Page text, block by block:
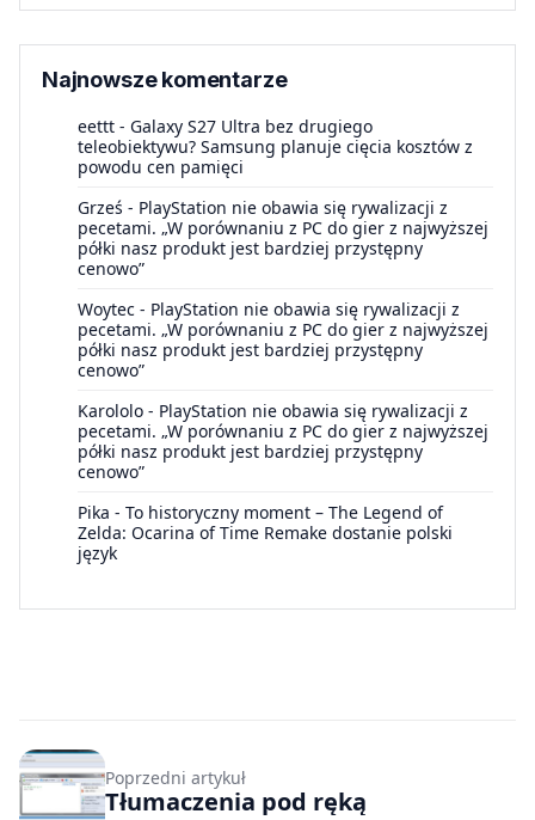
Najnowsze komentarze
eettt - Galaxy S27 Ultra bez drugiego
teleobiektywu? Samsung planuje cięcia kosztów z
powodu cen pamięci
Grześ - PlayStation nie obawia się rywalizacji z
pecetami. „W porównaniu z PC do gier z najwyższej
półki nasz produkt jest bardziej przystępny
cenowo”
Woytec - PlayStation nie obawia się rywalizacji z
pecetami. „W porównaniu z PC do gier z najwyższej
półki nasz produkt jest bardziej przystępny
cenowo”
Karololo - PlayStation nie obawia się rywalizacji z
pecetami. „W porównaniu z PC do gier z najwyższej
półki nasz produkt jest bardziej przystępny
cenowo”
Pika - To historyczny moment – The Legend of
Zelda: Ocarina of Time Remake dostanie polski
język
Poprzedni artykuł
Tłumaczenia pod ręką